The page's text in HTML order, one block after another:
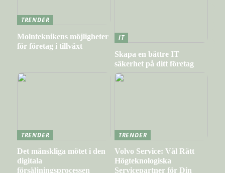
TRENDER
Molnteknikens möjligheter
för företag i tillväxt
IT
Skapa en bättre IT
säkerhet på ditt företag
TRENDER
Det mänskliga mötet i den
digitala
försäljningsprocessen
TRENDER
Volvo Service: Väl Rätt
Högteknologiska
Servicepartner för Din